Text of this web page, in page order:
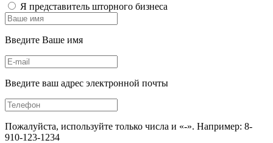
Я представитель шторного бизнеса
Введите Ваше имя
Введите ваш адрес электронной почты
Пожалуйста, используйте только числа и «-». Например: 8-
910-123-1234